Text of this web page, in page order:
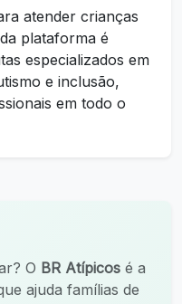
atender crianças
plataforma é
especializados em
e inclusão,
em todo o
O BR Atípicos é a
ajuda famílias de